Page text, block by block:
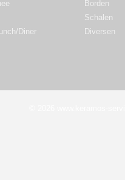
Diner
Borden
Schalen
Diversen